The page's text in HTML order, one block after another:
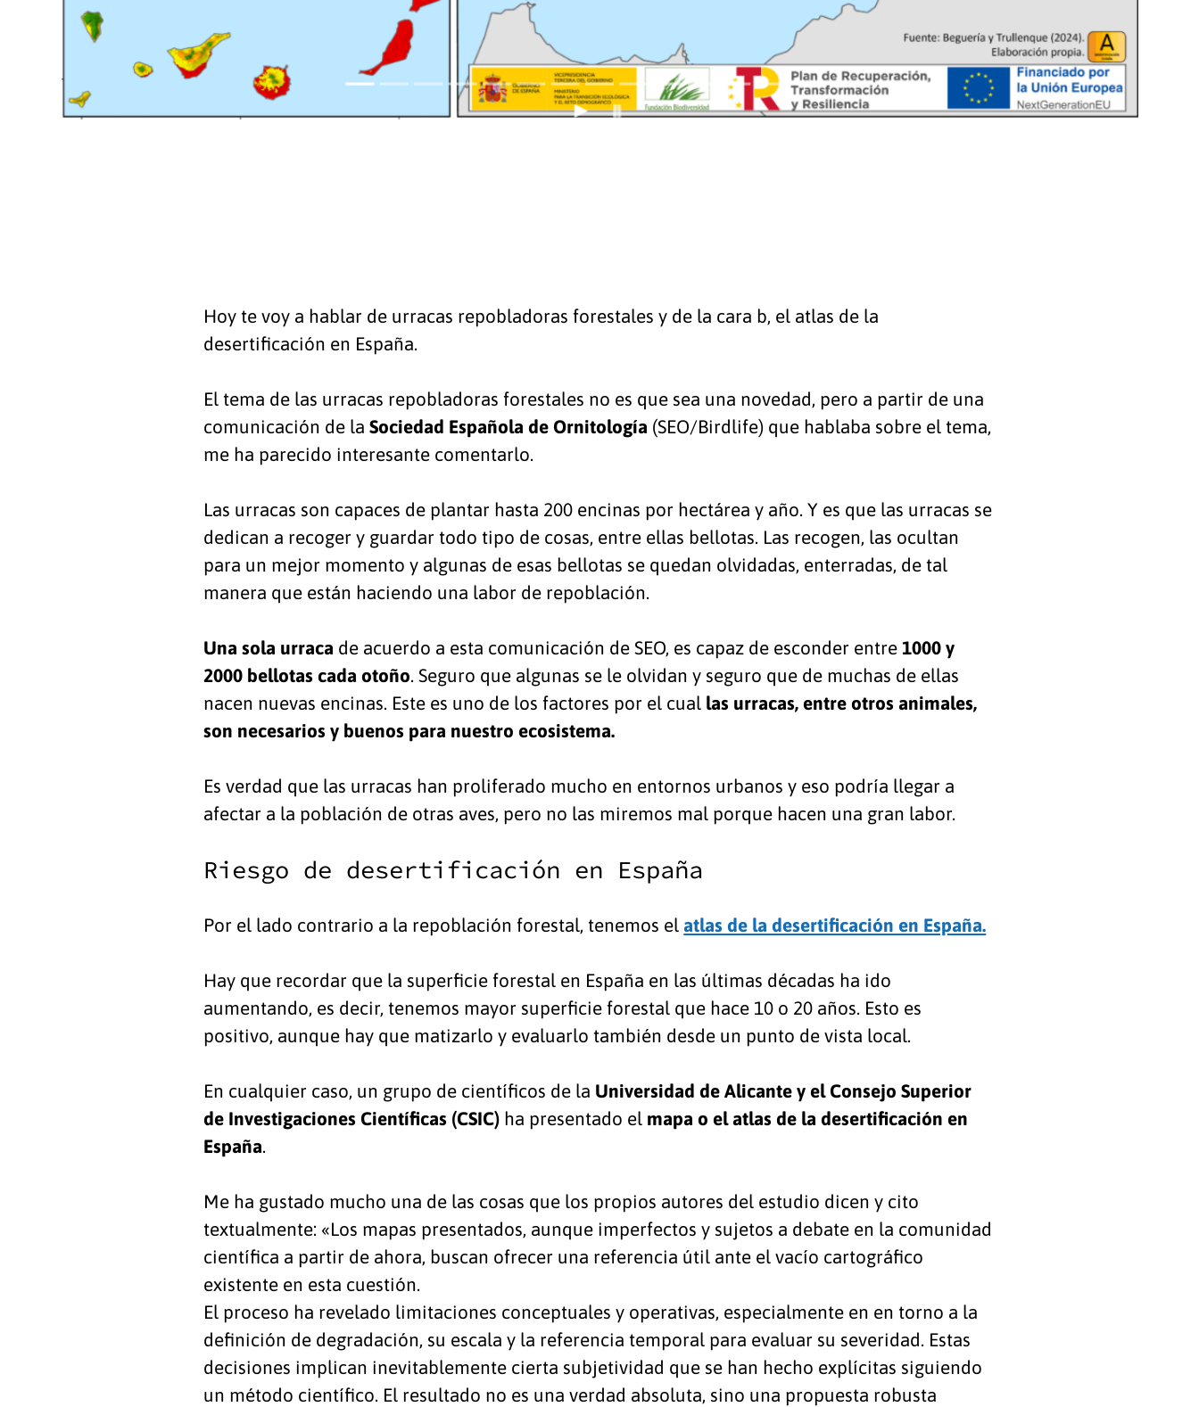
Hoy te voy a hablar de urracas repobladoras forestales y de la cara b, el atlas de la
desertificación en España.
El tema de las urracas repobladoras forestales no es que sea una novedad, pero a partir de una
comunicación de laSociedad Española de Ornitología (SEO/Birdlife) que hablaba sobre el tema,
me ha parecido interesante comentarlo.
Las urracas son capaces de plantar hasta 200 encinas por hectárea y año. Y es que las urracas se
dedican a recoger y guardar todo tipo de cosas, entre ellas bellotas. Las recogen, las ocultan
para un mejor momento y algunas de esas bellotas se quedan olvidadas, enterradas, de tal
manera que están haciendo una labor de repoblación.
Una sola urraca de acuerdo a esta comunicación de SEO, es capaz de esconder entre 1000 y
2000 bellotas cada otoño. Seguro que algunas se le olvidan y seguro que de muchas de ellas
nacen nuevas encinas. Este es uno de los factores por el cual las urracas, entre otros animales,
son necesarios y buenos para nuestro ecosistema.
Es verdad que las urracas han proliferado mucho en entornos urbanos y eso podría llegar a
afectar a la población de otras aves, pero no las miremos mal porque hacen una gran labor.
Riesgo de desertificación en España
Por el lado contrario a la repoblación forestal, tenemos el atlas de la desertificación en España.
Hay que recordar que la superficie forestal en España en las últimas décadas ha ido
aumentando, es decir, tenemos mayor superficie forestal que hace 10 o 20 años. Esto es
positivo, aunque hay que matizarlo y evaluarlo también desde un punto de vista local.
En cualquier caso, un grupo de científicos de la Universidad de Alicante y el Consejo Superior
de Investigaciones Científicas (CSIC) ha presentado el mapa o el atlas de la desertificación en
España.
Me ha gustado mucho una de las cosas que los propios autores del estudio dicen y cito
textualmente: «Los mapas presentados, aunque imperfectos y sujetos a debate en la comunidad
científica a partir de ahora, buscan ofrecer una referencia útil ante el vacío cartográfico
existente en esta cuestión.
El proceso ha revelado limitaciones conceptuales y operativas, especialmente en en torno a la
definición de degradación, su escala y la referencia temporal para evaluar su severidad. Estas
decisiones implican inevitablemente cierta subjetividad que se han hecho explícitas siguiendo
un método científico. El resultado no es una verdad absoluta, sino una propuesta robusta